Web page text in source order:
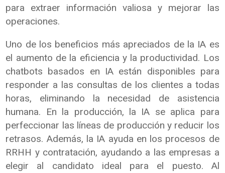
para extraer información valiosa y mejorar las
operaciones.
Uno de los beneficios más apreciados de la IA es
el aumento de la eficiencia y la productividad. Los
chatbots basados en IA están disponibles para
responder a las consultas de los clientes a todas
horas, eliminando la necesidad de asistencia
humana. En la producción, la IA se aplica para
perfeccionar las líneas de producción y reducir los
retrasos. Además, la IA ayuda en los procesos de
RRHH y contratación, ayudando a las empresas a
elegir al candidato ideal para el puesto. Al